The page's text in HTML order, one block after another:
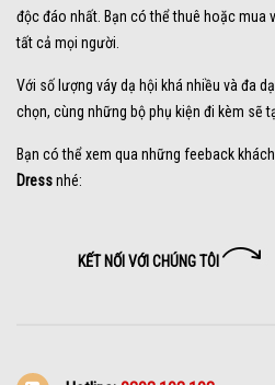
độc đáo nhất. Bạn có thể thuê hoặc mua
tất cả mọi người.
Với số lượng váy dạ hội khá nhiều và đa
chọn, cùng những bộ phụ kiện đi kèm sẽ
Bạn có thể xem qua những feeback
Dressnhé:
KẾT NỐI VỚI CHÚNG TÔI